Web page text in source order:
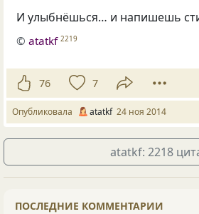
И улыбнёшься… и напишешь
©atatkf 2219
76 7
Опубликовала atatkf 24 ноя 2014
atatkf: 2218
ПОСЛЕДНИЕ КОММЕНТАРИИ